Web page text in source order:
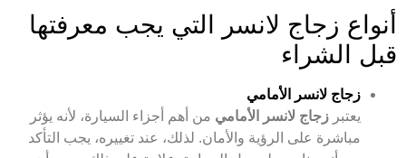
أنواع زجاج لانسر التي يجب معرفتها
قبل الشراء
زجاج لانسر الأمامي
يعتبر زجاج لانسر الأمامي من أهم أجزاء السيارة، لأنه يؤثر
مباشرة على الرؤية والأمان. لذلك، عند تغييره، يجب التأكد